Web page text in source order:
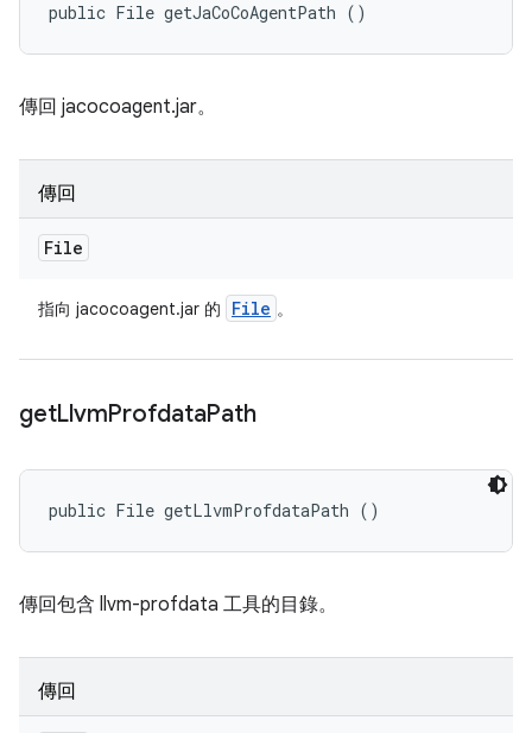
public File getJaCoCoAgentPath ()
傳回 jacocoagent.jar。
傳回
File
指向 jacocoagent.jar 的 File 。
getLlvmProfdataPath
public File getLlvmProfdataPath ()
傳回包含 llvm-profdata 工具的目錄。
傳回